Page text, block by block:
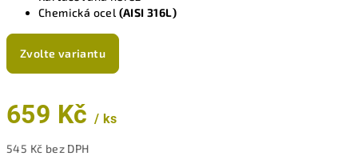
Chemická ocel (AISI 316L)
Zvolte variantu
659 Kč / ks
545 Kč bez DPH